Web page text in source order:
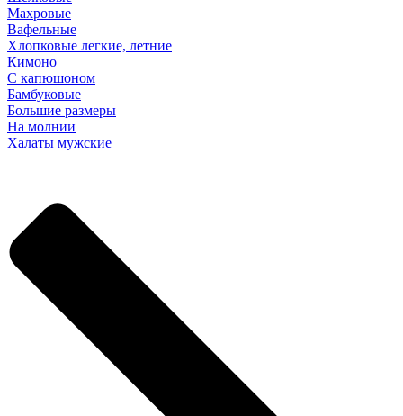
Махровые
Вафельные
Хлопковые легкие, летние
Кимоно
С капюшоном
Бамбуковые
Большие размеры
На молнии
Халаты мужские